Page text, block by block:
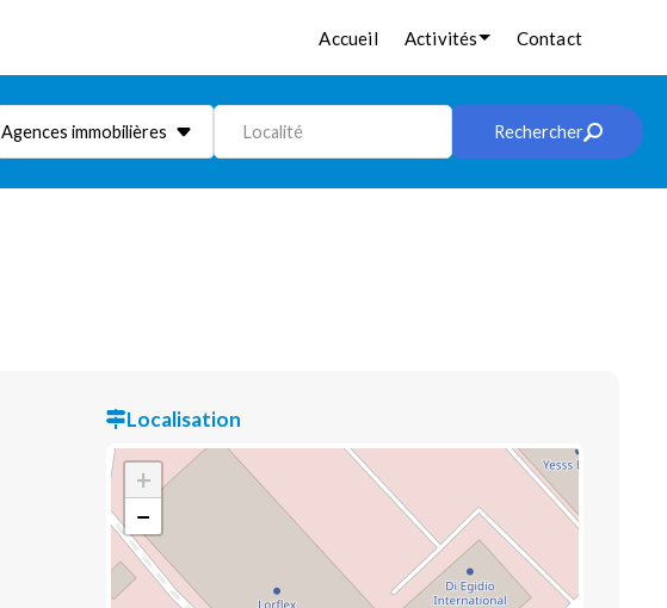
Accueil Activités Contact
Agences immobilières Localité Rechercher
Localisation
+
−